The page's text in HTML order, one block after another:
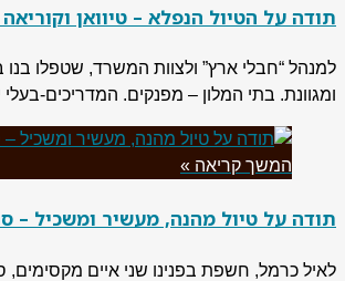
תודה על הטיול הנפלא – טיוואן וקוריאה
ומגוונת. בתי המלון – מפנקים. המדריכים-
המשך קריאה »
תודה על טיול מהנה, מעשיר ומשכיל –
לאיל כרמל, חשפת בפנינו שני איים מקסימים,